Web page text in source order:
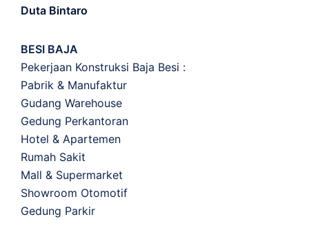
Duta Bintaro
BESI BAJA
Pekerjaan Konstruksi Baja Besi :
Pabrik & Manufaktur
Gudang Warehouse
Gedung Perkantoran
Hotel & Apartemen
Rumah Sakit
Mall & Supermarket
Showroom Otomotif
Gedung Parkir